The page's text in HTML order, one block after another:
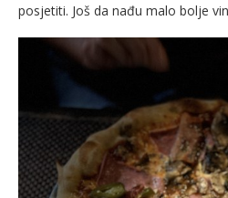
posjetiti. Još da nađu malo bolje